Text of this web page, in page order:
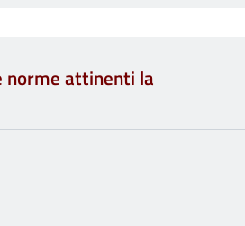
norme attinenti la